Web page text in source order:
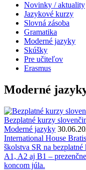
Novinky / aktuality
Jazykové kurzy
Slovná zásoba
Gramatika
Moderné jazyky
Skúšky
Pre učiteľov
Erasmus
Moderné
Bezplatné kurzy
Moderné jazyky
International House
školstva SR na
A1, A2 aj B1 –
koncom júla.